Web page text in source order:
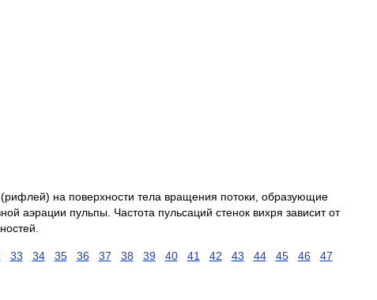
на поверхности тела вращения потоки, образующие
аэрации пульпы. Частота пульсаций стенок вихря зависит от
33 34 35 36 37 38 39 40 41 42 43 44 45 46
47